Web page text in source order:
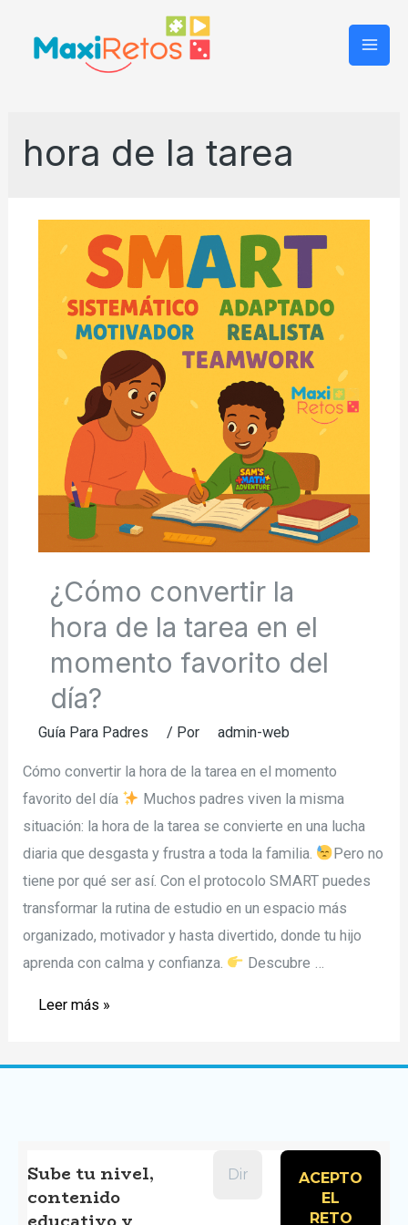
hora de la tarea
¿Cómo convertir la
hora de la tarea en el
momento favorito del
día?
Guía Para Padres / Por admin-web
Cómo convertir la hora de la tarea en el momento
favorito del día
Muchos padres viven la misma
situación: la hora de la tarea se convierte en una lucha
diaria que desgasta y frustra a toda la familia.
Pero no
tiene por qué ser así. Con el protocolo SMART puedes
transformar la rutina de estudio en un espacio más
organizado, motivador y hasta divertido, donde tu hijo
aprenda con calma y confianza.
Descubre …
¿Cómo
tarea
en
Leer más »
Sube tu nivel,
contenido